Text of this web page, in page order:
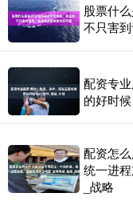
股票什
不只害
配资专
的好时
配资怎
统一进
_战略